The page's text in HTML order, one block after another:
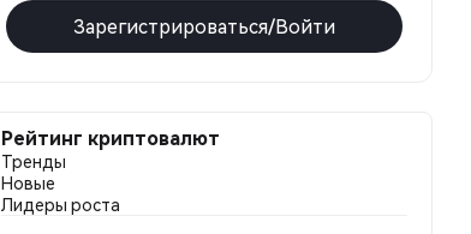
Зарегистрироваться/Войти
Рейтинг криптовалют
Тренды
Новые
Лидеры роста